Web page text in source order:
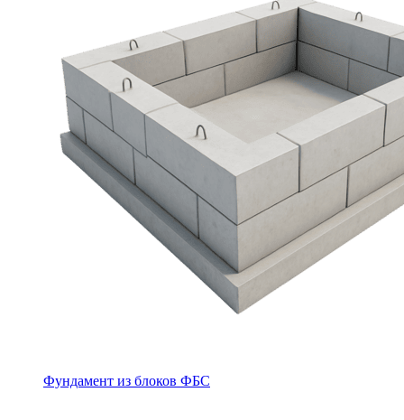
Фундамент из блоков ФБС